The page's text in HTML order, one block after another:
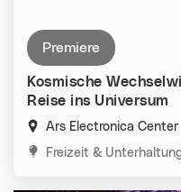
premiere
Kosmische
Reise ins Universum
Ars Electronica Center
Kategorien:
Freizeit &